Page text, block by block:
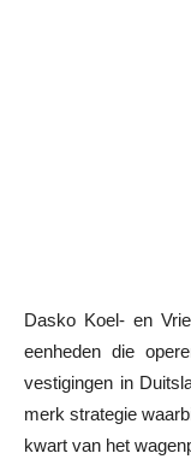
Dasko Koel- en
eenheden die
vestigingen in
merk strategie
kwart van het